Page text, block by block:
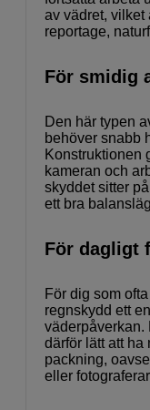
av vädret, vilket
reportage,
För smidig
Den här typen
behöver snabb
Konstruktionen
kameran och
skyddet sitter
ett bra
För dagligt
För dig som
regnskydd ett
väderpåverkan.
därför lätt att ha
packning,
eller